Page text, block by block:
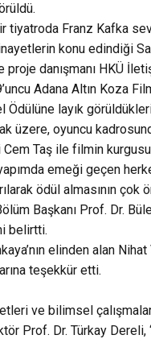
tiyatroda Franz Kafka
konu edindiği
proje danışmanı HKÜ
Adana Altın Koza
Ödülüne layık
üzere, oyuncu
Taş ile filmin
emeği geçen
ödül almasının çok
Başkanı Prof. Dr.
belirtti.
elinden alan
teşekkür etti.
ve bilimsel
Prof. Dr. Türkay Dereli,